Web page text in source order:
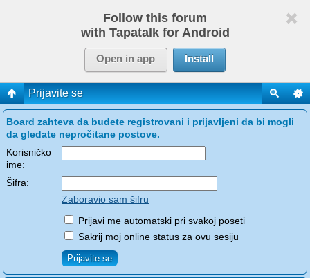
Follow this forum
with Tapatalk for Android
Open in app Install
Prijavite se
Board zahteva da budete registrovani i prijavljeni da bi mogli
da gledate nepročitane postove.
Korisničko
ime:
Šifra:
Zaboravio sam šifru
Prijavi me automatski pri svakoj poseti
Sakrij moj online status za ovu sesiju